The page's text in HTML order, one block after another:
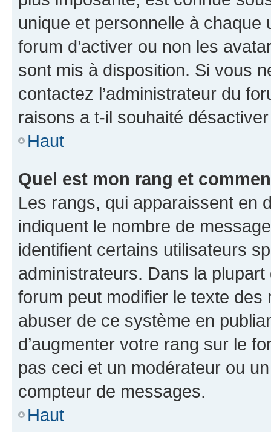
unique et personnelle à chaque
forum d’activer ou non les
sont mis à disposition. Si vous
contactez l’administrateur du
raisons a t-il souhaité
Haut
Quel est mon rang et
Les rangs, qui apparaissent en
indiquent le nombre de
identifient certains utilisateurs
administrateurs. Dans la
forum peut modifier le texte
abuser de ce système en
d’augmenter votre rang sur le
pas ceci et un modérateur ou
compteur de messages.
Haut